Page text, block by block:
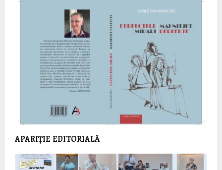
APARIȚIE EDITORIALĂ